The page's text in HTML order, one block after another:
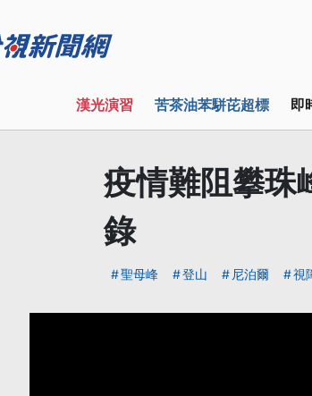
漢光演習 苦茶油苯駢芘超標 即
疫情難阻攀珠
錄
聖母峰 登山 尼泊爾 視